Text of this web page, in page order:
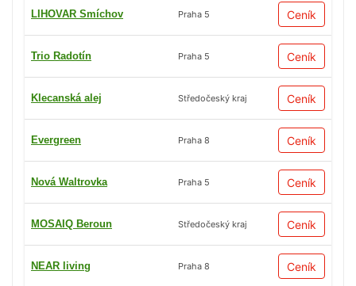
LIHOVAR Smíchov Praha 5 Ceník
Trio Radotín Praha 5 Ceník
Klecanská alej Středočeský kraj Ceník
Evergreen Praha 8 Ceník
Nová Waltrovka Praha 5 Ceník
MOSAIQ Beroun Středočeský kraj Ceník
NEAR living Praha 8 Ceník